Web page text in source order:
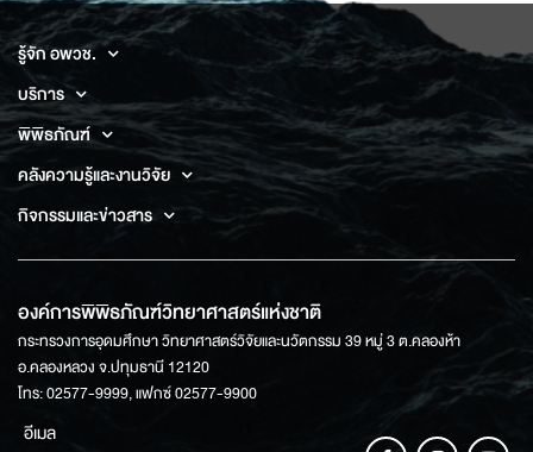
รู้จัก อพวช.
บริการ
พิพิธภัณฑ์
คลังความรู้และงานวิจัย
กิจกรรมและข่าวสาร
องค์การพิพิธภัณฑ์วิทยาศาสตร์แห่งชาติ
กระทรวงการอุดมศึกษา วิทยาศาสตร์วิจัยและนวัตกรรม 39 หมู่ 3 ต.คลองห้า
อ.คลองหลวง จ.ปทุมธานี 12120
โทร: 02577-9999, แฟกซ์ 02577-9900
อีเมล